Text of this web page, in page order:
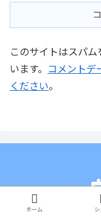
このサイトはスパ
います。 コメントデ
ください。
ホーム